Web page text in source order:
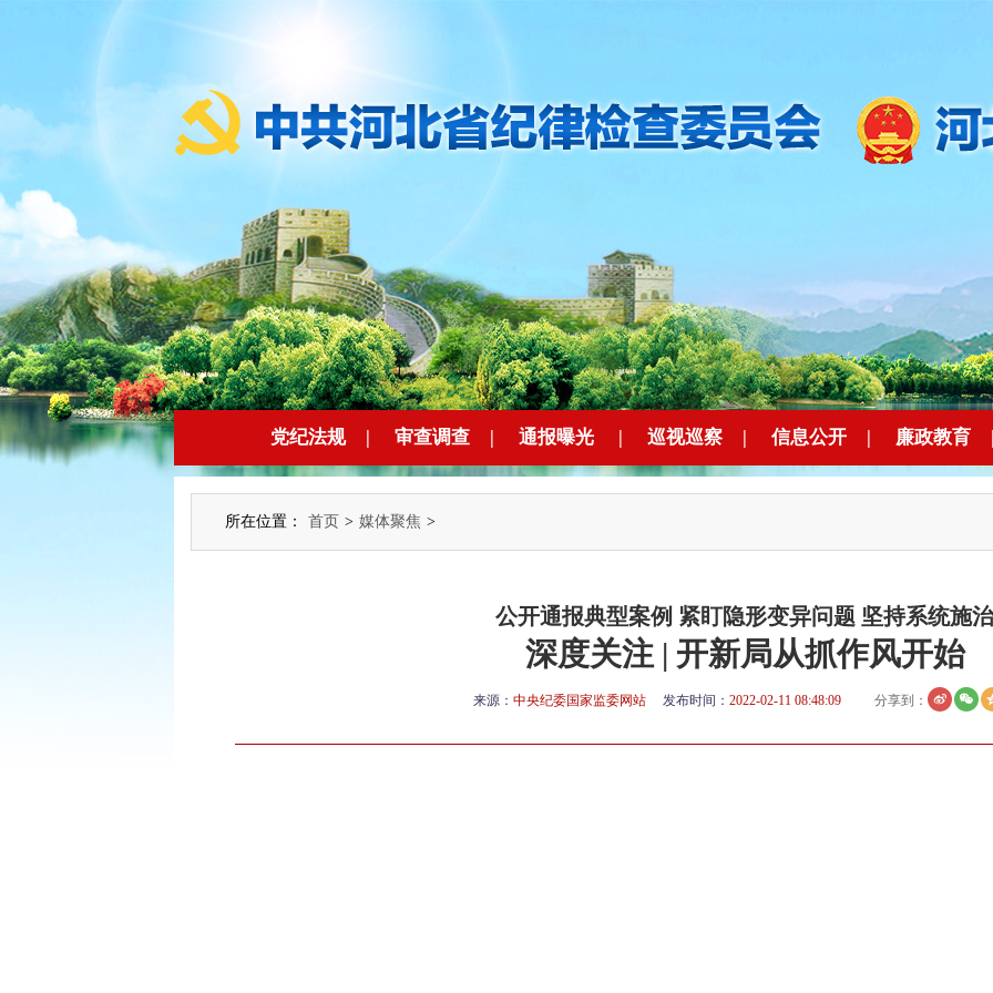
党纪法规 | 审查调查 | 通报曝光 | 巡视巡察 | 信息公开 | 廉政教育
所在位置： 首页 > 媒体聚焦 >
公开通报典型案例 紧盯隐形变异问题 坚持系统施治
深度关注 | 开新局从抓作风开始
来源： 中央纪委国家监委网站 发布时间： 2022-02-11 08:48:09 分享到：